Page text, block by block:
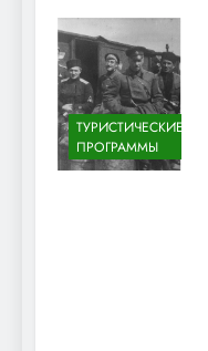
ТУРИСТИЧЕСКИЕ
ПРОГРАММЫ